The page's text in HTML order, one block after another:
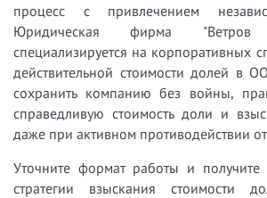
процесс с привлечением
Юридическая фирма
специализируется на корпоративных
действительной стоимости долей в
сохранить компанию без войны,
справедливую стоимость доли и
даже при активном противодействии
Уточните формат работы и
стратегии взыскания стоимости